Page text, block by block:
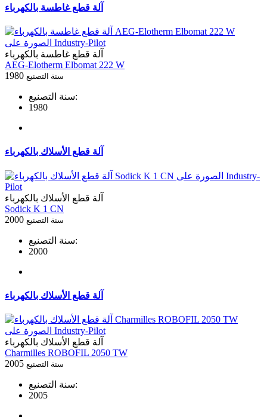
آلة قطع غاطسة بالكهرباء
آلة قطع غاطسة بالكهرباء
AEG-Elotherm Elbomat 222 W
سنة التصنيع
سنة التصنيع:
1980
آلة قطع الأسلاك بالكهرباء
آلة قطع الأسلاك بالكهرباء
Sodick K 1 CN
سنة التصنيع
سنة التصنيع:
2000
آلة قطع الأسلاك بالكهرباء
آلة قطع الأسلاك بالكهرباء
Charmilles ROBOFIL 2050 TW
سنة التصنيع
سنة التصنيع:
2005